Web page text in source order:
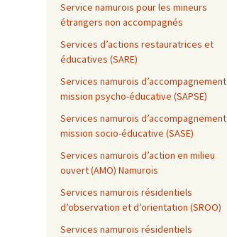
Service namurois pour les mineurs
étrangers non accompagnés
Services d’actions restauratrices et
éducatives (SARE)
Services namurois d’accompagnement
mission psycho-éducative (SAPSE)
Services namurois d’accompagnement
mission socio-éducative (SASE)
Services namurois d’action en milieu
ouvert (AMO) Namurois
Services namurois résidentiels
d’observation et d’orientation (SROO)
Services namurois résidentiels